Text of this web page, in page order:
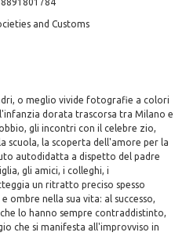
and Customs
o meglio vivide fotografie a colori
dorata trascorsa tra Milano e
gli incontri con il celebre zio,
scuola, la scoperta dell'amore per la
autodidatta a dispetto del padre
gli amici, i colleghi, i
un ritratto preciso spesso
ombre nella sua vita: al successo,
lo hanno sempre contraddistinto,
che si manifesta all'improvviso in